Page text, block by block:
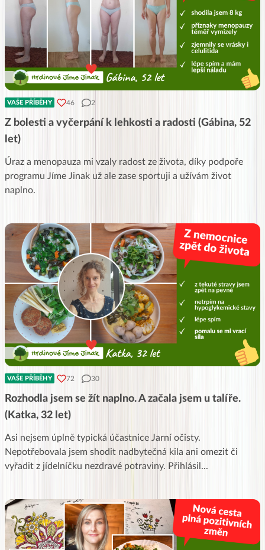
VAŠE PŘÍBĚHY 46 2
Z bolesti a vyčerpání k lehkosti a radosti (Gábina, 52
let)
Úraz a menopauza mi vzaly radost ze života, díky podpoře
programu Jíme Jinak už ale zase sportuji a užívám život
naplno.
VAŠE PŘÍBĚHY 72 30
Rozhodla jsem se žít naplno. A začala jsem u talíře.
(Katka, 32 let)
Asi nejsem úplně typická účastnice Jarní očisty.
Nepotřebovala jsem shodit nadbytečná kila ani omezit či
vyřadit z jídelníčku nezdravé potraviny. Přihlásil ...